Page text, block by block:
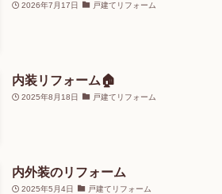
2026年7月17日 戸建てリフォーム
内装リフォーム🏠
2025年8月18日 戸建てリフォーム
内外装のリフォーム
2025年5月4日 戸建てリフォーム